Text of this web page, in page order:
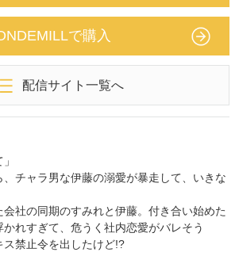
で購入
配信サイト一覧へ
チャラ男な伊藤の溺愛が暴走して、いきな
社の同期のすみれと伊藤。付き合い始めた
れすぎて、危うく社内恋愛がバレそう
禁止令を出したけど!?